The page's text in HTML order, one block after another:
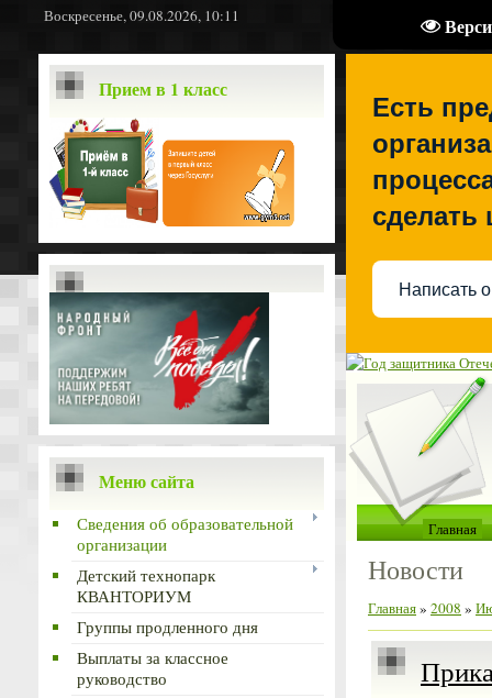
Воскресенье, 09.08.2026, 10:11
Прием в 1 класс
Меню сайта
Сведения об образовательной
организации
Детский технопарк
КВАНТОРИУМ
Группы продленного дня
Выплаты за классное
руководство
Есть
сделать
Написать
Главная
Новости
Главная» 2008 »